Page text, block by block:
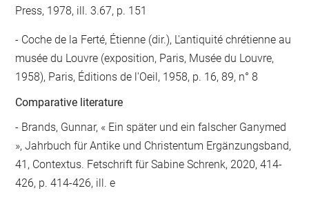
Press, 1978, ill. 3.67, p. 151
Coche de la Ferté, Étienne (dir.), L'antiquité chrétienne au
musée du Louvre (exposition, Paris, Musée du Louvre,
1958), Paris, Éditions de l'Oeil, 1958, p. 16, 89, n° 8
Comparative literature
- Brands, Gunnar, « Ein später und ein falscher Ganymed
», Jahrbuch für Antike und Christentum Ergänzungsband,
41, Contextus. Fetschrift für Sabine Schrenk, 2020, 414-
426, p. 414-426, ill. e